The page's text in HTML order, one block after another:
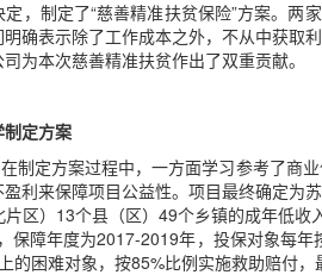
，制定了“慈善精准扶贫保险”方案。
确表示除了工作成本之外，不从中获取
为本次慈善精准扶贫作出了双重贡献。
定方案
制定方案过程中，一方面学习参考了
利来保障项目公益性。项目最终确定为
区）13个县（区）49个乡镇的成年低
保障年度为2017-2019年，投保对象每
的困难对象，按85%比例实施救助赔付